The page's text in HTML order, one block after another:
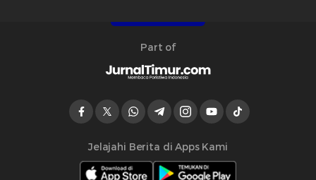
Part of
Jelajahi Berita di Apps Kami